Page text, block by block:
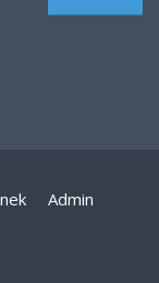
Admin